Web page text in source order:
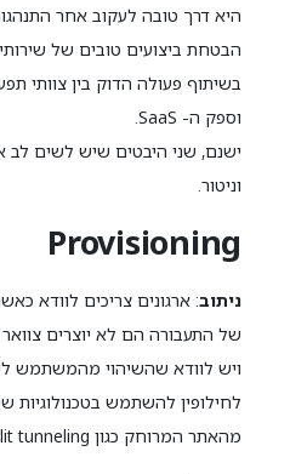
היא דרך טובה לעקוב אחר
בשיתוף פעולה הדוק בין צוותי
וספק ה- SaaS.
וניטור.
Provisioning
ניתוב
ויש לוודא שהשיהוי מהמשתמש
לחילופין להשתמש בטכנולוגיות
מהאתר המרוחק כגון split tunneling/